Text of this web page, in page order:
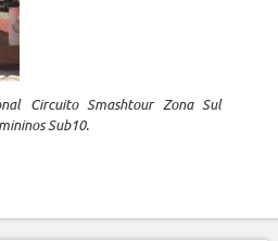
Circuito Smashtour Zona Sul
Sub10.